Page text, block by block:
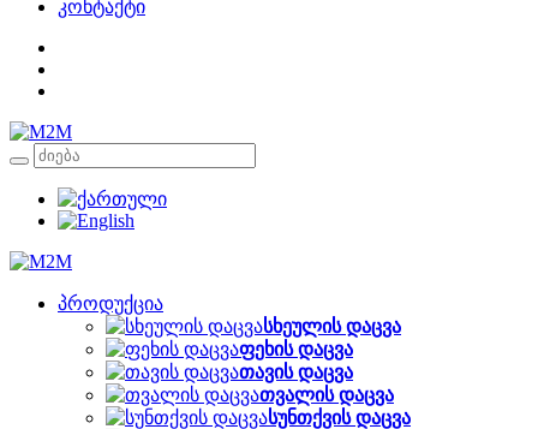
კონტაქტი
პროდუქცია
სხეულის დაცვა
ფეხის დაცვა
თავის დაცვა
თვალის დაცვა
სუნთქვის დაცვა